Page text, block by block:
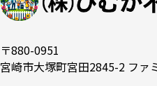
〒880-0951
宮崎市大塚町宮田2845-2 ファ